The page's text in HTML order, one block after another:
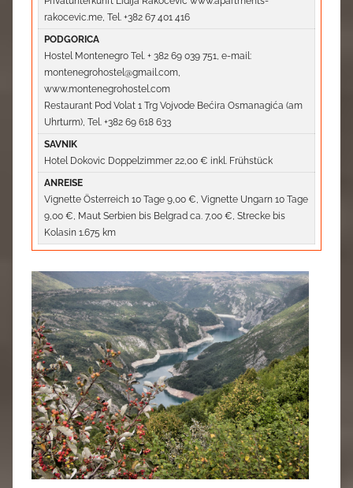
rakocevic.me, Tel. +382 67 401 416
PODGORICA
Hostel Montenegro Tel. + 382 69 039 751, e-mail:
montenegrohostel@gmail.com,
www.montenegrohostel.com
Restaurant Pod Volat 1 Trg Vojvode Bećira Osmanagića (am
Uhrturm), Tel. +382 69 618 633
SAVNIK
Hotel Dokovic Doppelzimmer 22,00 € inkl. Frühstück
ANREISE
Vignette Österreich 10 Tage 9,00 €, Vignette Ungarn 10 Tage
9,00 €, Maut Serbien bis Belgrad ca. 7,00 €, Strecke bis
Kolasin 1.675 km